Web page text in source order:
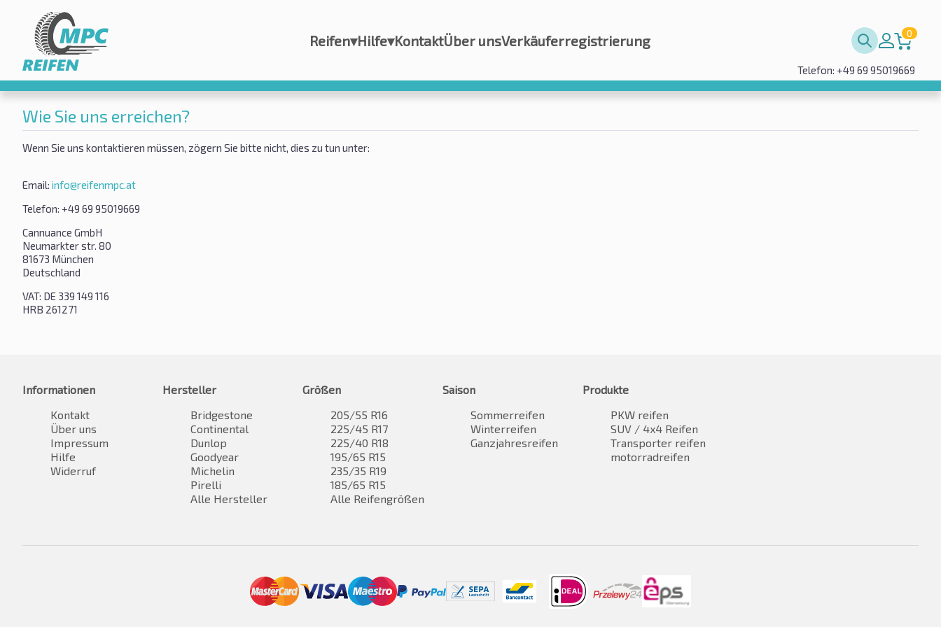
Reifen▾Hilfe▾KontaktÜber unsVerkäuferregistrierung 0
Telefon: +49 69 95019669
Wie Sie uns erreichen?
Wenn Sie uns kontaktieren müssen, zögern Sie bitte nicht, dies zu tun unter:
Email: info@reifenmpc.at
Telefon: +49 69 95019669
Cannuance GmbH
Neumarkter str. 80
81673 München
Deutschland
VAT: DE 339 149 116
HRB 261271
Informationen
Kontakt
Über uns
Impressum
Hilfe
Widerruf
Hersteller
Bridgestone
Continental
Dunlop
Goodyear
Michelin
Pirelli
Alle Hersteller
Größen
205/55 R16
225/45 R17
225/40 R18
195/65 R15
235/35 R19
185/65 R15
Alle Reifengrößen
Saison
Sommerreifen
Winterreifen
Ganzjahresreifen
Produkte
PKW reifen
SUV / 4x4 Reifen
Transporter reifen
motorradreifen